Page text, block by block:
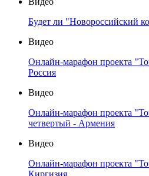
Будет ли "Новороссийский
Видео
Онлайн-марафон проекта
Россия
Видео
Онлайн-марафон проекта
четвертый - Армения
Видео
Онлайн-марафон проекта